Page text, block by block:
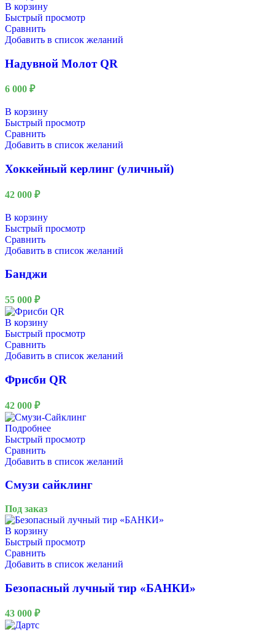
В корзину
Быстрый просмотр
Сравнить
Добавить в список желаний
Надувной Молот QR
6 000 ₽
В корзину
Быстрый просмотр
Сравнить
Добавить в список желаний
Хоккейный керлинг (уличный)
42 000 ₽
В корзину
Быстрый просмотр
Сравнить
Добавить в список желаний
Банджи
55 000 ₽
В корзину
Быстрый просмотр
Сравнить
Добавить в список желаний
Фрисби QR
42 000 ₽
Подробнее
Быстрый просмотр
Сравнить
Добавить в список желаний
Смузи сайклинг
Под заказ
В корзину
Быстрый просмотр
Сравнить
Добавить в список желаний
Безопасный лучный тир «БАНКИ»
43 000 ₽